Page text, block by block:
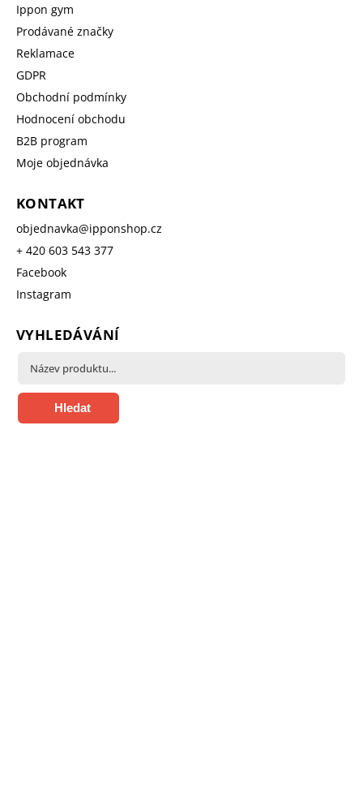
Ippon gym
Prodávané značky
Reklamace
GDPR
Obchodní podmínky
Hodnocení obchodu
B2B program
Moje objednávka
KONTAKT
objednavka@ipponshop.cz
+ 420 603 543 377
Facebook
Instagram
VYHLEDÁVÁNÍ
Hledat